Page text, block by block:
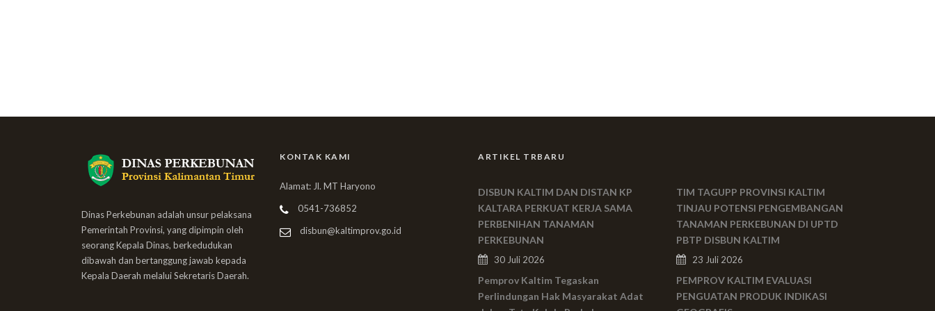
Dinas Perkebunan adalah unsur pelaksana
Pemerintah Provinsi, yang dipimpin oleh
seorang Kepala Dinas, berkedudukan
dibawah dan bertanggung jawab kepada
Kepala Daerah melalui Sekretaris Daerah.
KONTAK KAMI
Alamat: Jl. MT Haryono
0541-736852
disbun@kaltimprov.go.id
ARTIKEL TRBARU
DISBUN KALTIM DAN DISTAN KP
KALTARA PERKUAT KERJA SAMA
PERBENIHAN TANAMAN
PERKEBUNAN
30 Juli 2026
Pemprov Kaltim Tegaskan
Perlindungan Hak Masyarakat Adat
TIM TAGUPP PROVINSI KALTIM
TINJAU POTENSI PENGEMBANGAN
TANAMAN PERKEBUNAN DI UPTD
PBTP DISBUN KALTIM
23 Juli 2026
PEMPROV KALTIM EVALUASI
PENGUATAN PRODUK INDIKASI